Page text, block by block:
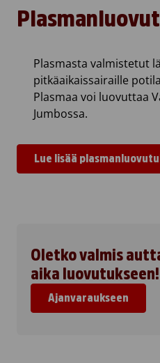
Plasmasta valmistetut
pitkäaikaissairaille
Plasmaa voi luovuttaa
Jumbossa.
Lue lisää
Oletko valmis
aika luovutukseen!
Ajanvaraukseen